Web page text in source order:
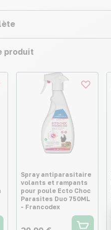
produit
Spray antiparasitaire
volants et rampants
pour poule Ecto Choc
Parasites Duo 750ML
- Francodex